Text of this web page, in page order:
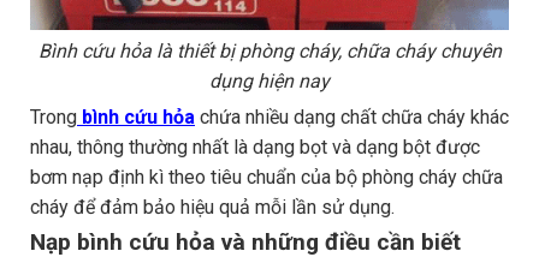
Bình cứu hỏa là thiết bị phòng cháy, chữa cháy chuyên
dụng hiện nay
Trong bình cứu hỏa chứa nhiều dạng chất chữa cháy khác
nhau, thông thường nhất là dạng bọt và dạng bột được
bơm nạp định kì theo tiêu chuẩn của bộ phòng cháy chữa
cháy để đảm bảo hiệu quả mỗi lần sử dụng.
Nạp bình cứu hỏa và những điều cần biết